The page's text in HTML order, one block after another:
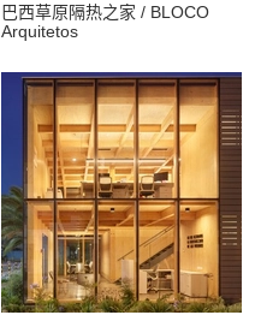
巴西草原隔热之家 / BLOCO
Arquitetos